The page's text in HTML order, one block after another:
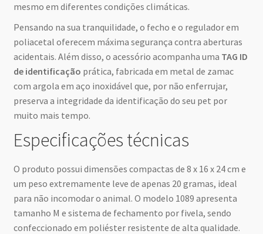
mesmo em diferentes condições climáticas.
Pensando na sua tranquilidade, o fecho e o regulador em
poliacetal oferecem máxima segurança contra aberturas
acidentais. Além disso, o acessório acompanha uma TAG ID
de identificação prática, fabricada em metal de zamac
com argola em aço inoxidável que, por não enferrujar,
preserva a integridade da identificação do seu pet por
muito mais tempo.
Especificações técnicas
O produto possui dimensões compactas de 8 x 16 x 24 cm e
um peso extremamente leve de apenas 20 gramas, ideal
para não incomodar o animal. O modelo 1089 apresenta
tamanho M e sistema de fechamento por fivela, sendo
confeccionado em poliéster resistente de alta qualidade.